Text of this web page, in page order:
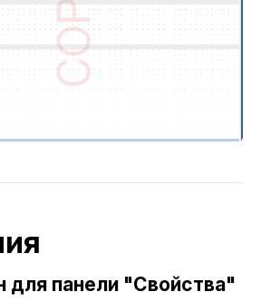
для панели "Свойства"